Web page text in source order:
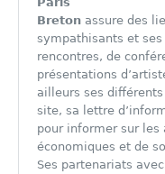
Breton assure des
sympathisants et ses
rencontres, de
présentations
ailleurs ses
site, sa lettre
pour informer sur
économiques et de
Ses partenariats